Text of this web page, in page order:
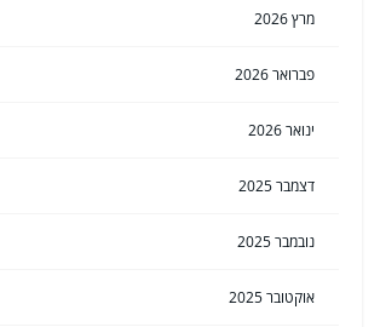
מרץ 2026
פברואר 2026
ינואר 2026
דצמבר 2025
נובמבר 2025
אוקטובר 2025